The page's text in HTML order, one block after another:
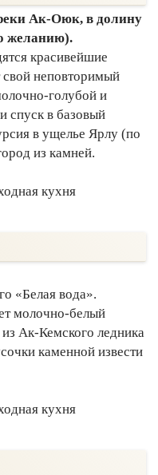
Ак-Оюк, в долину
желанию).
красивейшие
свой неповторимый
голубой и
спуск в базовый
в ущелье Ярлу (по
из камней.
кухня
«Белая вода».
молочно-белый
из Ак-Кемского ледника
каменной извести
кухня